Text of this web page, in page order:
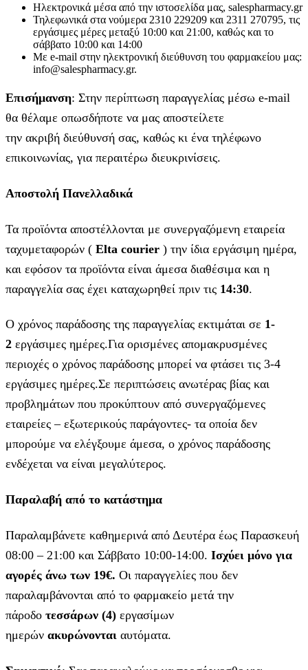
Ηλεκτρονικά μέσα από την ιστοσελίδα μας, salespharmacy.gr
Τηλεφωνικά στα νούμερα 2310 229209 και 2311 270795, τις
εργάσιμες μέρες μεταξύ 10:00 και 21:00, καθώς και το
σάββατο 10:00 και 14:00
Με e-mail στην ηλεκτρονική διεύθυνση του φαρμακείου μας:
info@salespharmacy.gr.
Επισήμανση: Στην περίπτωση παραγγελίας μέσω e-mail
θα θέλαμε οπωσδήποτε να μας αποστείλετε
την ακριβή διεύθυνσή σας, καθώς κι ένα τηλέφωνο
επικοινωνίας, για περαιτέρω διευκρινίσεις.
Αποστολή Πανελλαδικά
Τα προϊόντα αποστέλλονται με συνεργαζόμενη εταιρεία
ταχυμεταφορών ( Elta courier ) την ίδια εργάσιμη ημέρα,
και εφόσον τα προϊόντα είναι άμεσα διαθέσιμα και η
παραγγελία σας έχει καταχωρηθεί πριν τις 14:30.
Ο χρόνος παράδοσης της παραγγελίας εκτιμάται σε 1-
2 εργάσιμες ημέρες.Για ορισμένες απομακρυσμένες
περιοχές ο χρόνος παράδοσης μπορεί να φτάσει τις 3-4
εργάσιμες ημέρες.Σε περιπτώσεις ανωτέρας βίας και
προβλημάτων που προκύπτουν από συνεργαζόμενες
εταιρείες – εξωτερικούς παράγοντες- τα οποία δεν
μπορούμε να ελέγξουμε άμεσα, ο χρόνος παράδοσης
ενδέχεται να είναι μεγαλύτερος.
Παραλαβή από το κατάστημα
Παραλαμβάνετε καθημερινά από Δευτέρα έως Παρασκευή
08:00 – 21:00 και Σάββατο 10:00-14:00. Ισχύει μόνο για
αγορές άνω των 19€. Οι παραγγελίες που δεν
παραλαμβάνονται από το φαρμακείο μετά την
πάροδο τεσσάρων (4) εργασίμων
ημερών ακυρώνονται αυτόματα.